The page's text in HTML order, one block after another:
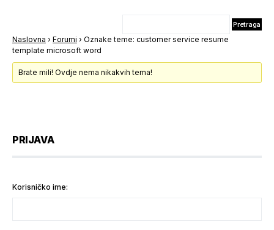
Naslovna › Forumi › Oznake teme: customer service resume
template microsoft word
Brate mili! Ovdje nema nikakvih tema!
PRIJAVA
Korisničko ime: